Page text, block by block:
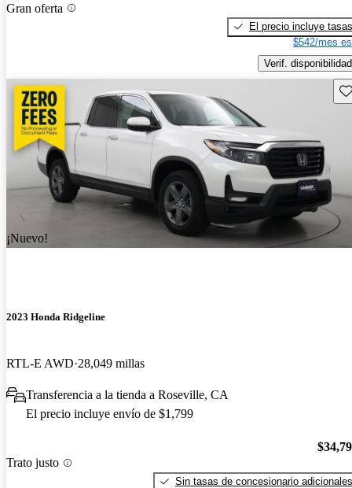
Gran oferta
El precio incluye tasas
$542/mes
Verif. disponibilidad
¡Nuevo!
2023 Honda Ridgeline
RTL-E AWD 28,049 millas
Transferencia a la tienda a Roseville, CA
El precio incluye envío de $1,799
Trato justo
Sin tasas de concesionario adicionales